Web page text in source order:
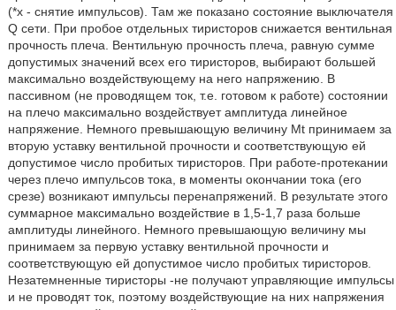
(*x - снятие импульсов). Там же показано состояние выключателя
Q сети. При пробое отдельных тиристоров снижается вентильная
прочность плеча. Вентильную прочность плеча, равную сумме
допустимых значений всех его тиристоров, выбирают большей
максимально воздействующему на него напряжению. В
пассивном (не проводящем ток, т.е. готовом к работе) состоянии
на плечо максимально воздействует амплитуда линейное
напряжение. Немного превышающую величину Mt принимаем за
вторую уставку вентильной прочности и соответствующую ей
допустимое число пробитых тиристоров. При работе-протекании
через плечо импульсов тока, в моменты окончании тока (его
срезе) возникают импульсы перенапряжений. В результате этого
суммарное максимально воздействие в 1,5-1,7 раза больше
амплитуды линейного. Немного превышающую величину мы
принимаем за первую уставку вентильной прочности и
соответствующую ей допустимое число пробитых тиристоров.
Незатемненные тиристоры -не получают управляющие импульсы
и не проводят ток, поэтому воздействующие на них напряжения